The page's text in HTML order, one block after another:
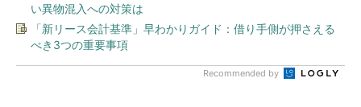
い異物混入への対策は
「新リース会計基準」早わかりガイド：借り手側が押さえる
べき3つの重要事項
Recommended by